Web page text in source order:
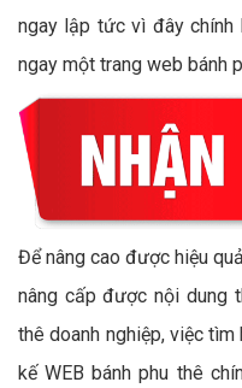
ngay lập tức vì đây
ngay một trang web bánh
Để nâng cao được hiệu
nâng cấp được nội dung
thê doanh nghiệp, việc
kế WEB bánh phu thê